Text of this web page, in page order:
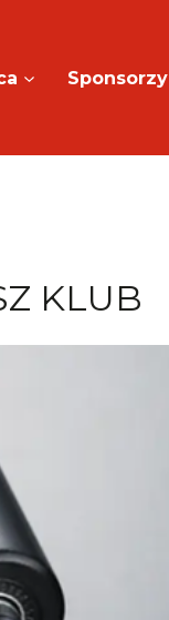
Sponsorzy
KLUB